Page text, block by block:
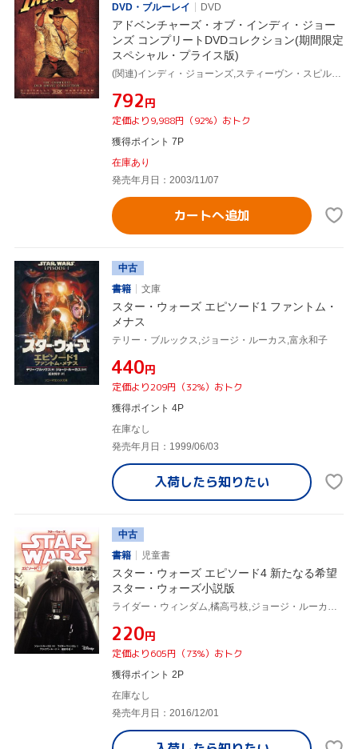
DVD・ブルーレイ
DVD
アドベンチャーズ・オブ・インディ・ジョー
ンズ コンプリートDVDコレクション(期間限定
スペシャル・プライス版)
(関連)インディ・ジョーンズ,スティーヴン・スピルバーグ(監督),ハリソン・フォード,ジョージ・ルーカス(製作総指揮、原案)
¥792円
定価より9,988円（92%）おトク
獲得ポイント 7P
在庫あり
発売年月日：2003/11/07
カートへ追加
中古
書籍
文庫
スター・ウォーズ エピソード1 ファントム・
メナス
テリー・ブルックス,ジョージ・ルーカス,富永和子
¥440円
定価より209円（32%）おトク
獲得ポイント 4P
在庫なし
発売年月日：1999/06/03
入荷したら知りたい
中古
書籍
児童書
スター・ウォーズ エピソード4 新たなる希望
スター・ウォーズ小説版
¥220円
定価より605円（73%）おトク
獲得ポイント 2P
在庫なし
発売年月日：2016/12/01